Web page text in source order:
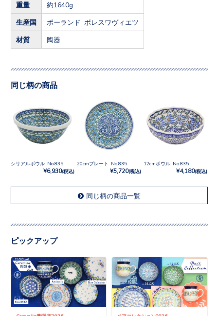
重量 約1640g
生産国 ポーランド ボレスワヴィエツ
材質 陶器
同じ柄の商品
シリアルボウル No.835
¥6,930(税込)
20cmプレート No.835
¥5,720(税込)
12cmボウル No.835
¥4,180(税込)
同じ柄の商品一覧
ピックアップ